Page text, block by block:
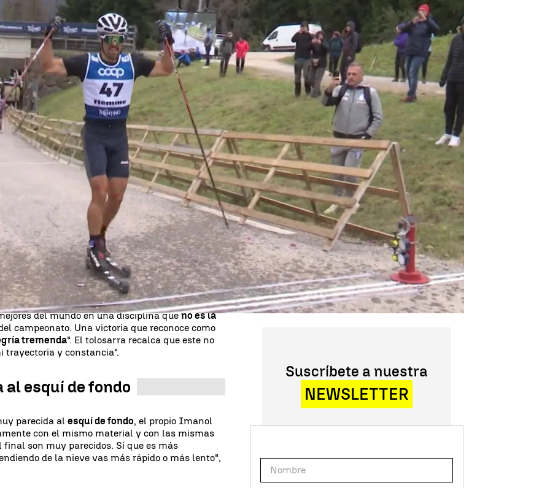
WhatsappFacebook
X Linkedin
practica modalidad derollerski
con la finalidad de preparar los
de la nieve.
del mundo
se impuso en el Mundial de roller
La hazaña tiene aún más mérito si cabe
del mundo en una disciplina queno es la
campeonato. Una victoria que reconoce como
tremenda". El tolosarra recalca que este no
trayectoria y constancia".
esquí de fondo
parecida alesquí de fondo, el propio Imanol
con el mismo material y con las mismas
final son muy parecidos. Sí que es más
de la nieve vas más rápido o más lento",
Suscríbete a nuestra
NEWSLETTER